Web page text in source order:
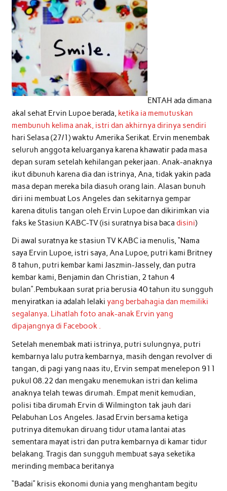
ENTAH ada dimana
akal sehat Ervin Lupoe berada, ketika ia memutuskan
membunuh kelima anak, istri dan akhirnya dirinya sendiri
hari Selasa (27/1) waktu Amerika Serikat. Ervin menembak
seluruh anggota keluarganya karena khawatir pada masa
depan suram setelah kehilangan pekerjaan. Anak-anaknya
ikut dibunuh karena dia dan istrinya, Ana, tidak yakin pada
masa depan mereka bila diasuh orang lain. Alasan bunuh
diri ini membuat Los Angeles dan sekitarnya gempar
karena ditulis tangan oleh Ervin Lupoe dan dikirimkan via
faks ke Stasiun KABC-TV (isi suratnya bisa baca disini)
Di awal suratnya ke stasiun TV KABC ia menulis, “Nama
saya Ervin Lupoe, istri saya, Ana Lupoe, putri kami Britney
8 tahun, putri kembar kami Jaszmin-Jassely, dan putra
kembar kami, Benjamin dan Christian, 2 tahun 4
bulan”.Pembukaan surat pria berusia 40 tahun itu sungguh
menyiratkan ia adalah lelaki yang berbahagia dan memiliki
segalanya. Lihatlah foto anak-anak Ervin yang
dipajangnya di Facebook .
Setelah menembak mati istrinya, putri sulungnya, putri
kembarnya lalu putra kembarnya, masih dengan revolver di
tangan, di pagi yang naas itu, Ervin sempat menelepon 911
pukul 08.22 dan mengaku menemukan istri dan kelima
anaknya telah tewas dirumah. Empat menit kemudian,
polisi tiba dirumah Ervin di Wilmington tak jauh dari
Pelabuhan Los Angeles. Jasad Ervin bersama ketiga
putrinya ditemukan diruang tidur utama lantai atas
sementara mayat istri dan putra kembarnya di kamar tidur
belakang. Tragis dan sungguh membuat saya seketika
merinding membaca beritanya
“Badai” krisis ekonomi dunia yang menghantam begitu